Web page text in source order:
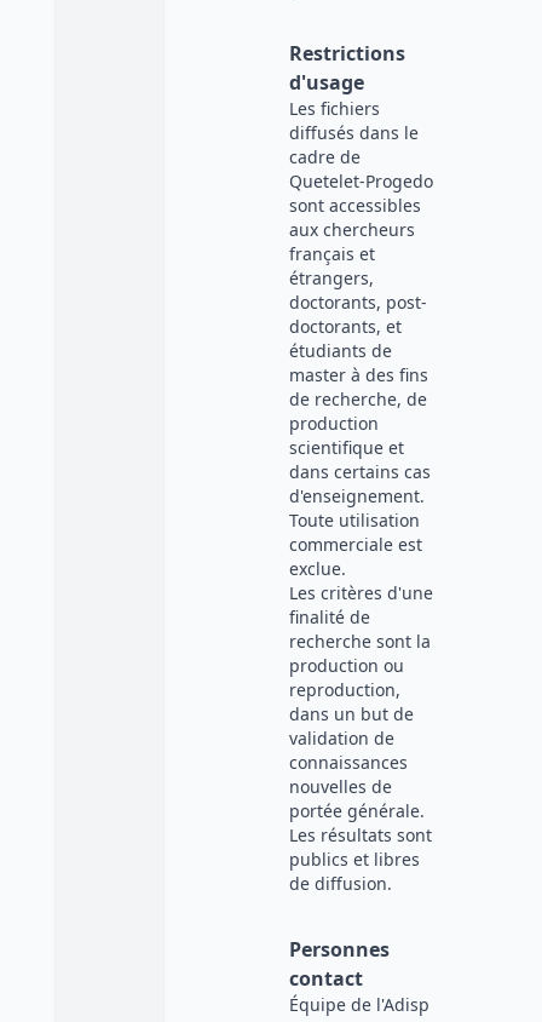
Restrictions
d'usage
Les fichiers
diffusés dans le
cadre de
Quetelet-Progedo
sont accessibles
aux chercheurs
français et
étrangers,
doctorants, post-
doctorants, et
étudiants de
master à des fins
de recherche, de
production
scientifique et
dans certains cas
d'enseignement.
Toute utilisation
commerciale est
exclue.
Les critères d'une
finalité de
recherche sont la
production ou
reproduction,
dans un but de
validation de
connaissances
nouvelles de
portée générale.
Les résultats sont
publics et libres
de diffusion.
Personnes
contact
Équipe de l'Adisp